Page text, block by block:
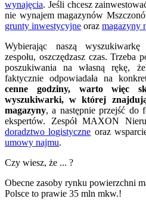
wynajęcia. Jeśli chcesz
nie wynajem magazynów
grunty inwestycyjne oraz magazyny
Wybierając naszą
zespołu, oszczędzasz czas.
poszukiwania na własną rękę,
faktycznie odpowiadała na
cenne godziny, warto więc
wyszukiwarki, w której
magazyny, a następnie przejść do
ekspertów. Zespół MAXON
doradztwo logistyczne oraz
umowy najmu.
Czy wiesz, że ... ?
Obecne zasoby rynku powierzchni
Polsce to prawie 35 mln mkw.!